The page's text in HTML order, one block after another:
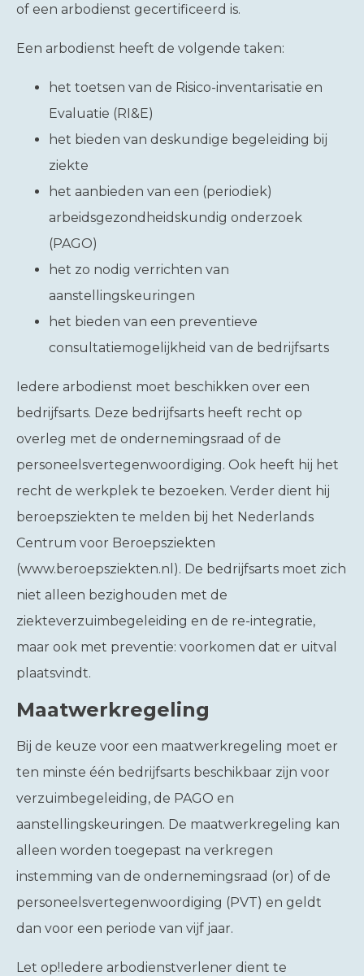
of een arbodienst gecertificeerd is.
Een arbodienst heeft de volgende taken:
het toetsen van de Risico-inventarisatie en
Evaluatie (RI&E)
het bieden van deskundige begeleiding bij
ziekte
het aanbieden van een (periodiek)
arbeidsgezondheidskundig onderzoek
(PAGO)
het zo nodig verrichten van
aanstellingskeuringen
het bieden van een preventieve
consultatiemogelijkheid van de bedrijfsarts
Iedere arbodienst moet beschikken over een
bedrijfsarts. Deze bedrijfsarts heeft recht op
overleg met de ondernemingsraad of de
personeelsvertegenwoordiging. Ook heeft hij het
recht de werkplek te bezoeken. Verder dient hij
beroepsziekten te melden bij het Nederlands
Centrum voor Beroepsziekten
(www.beroepsziekten.nl). De bedrijfsarts moet zich
niet alleen bezighouden met de
ziekteverzuimbegeleiding en de re-integratie,
maar ook met preventie: voorkomen dat er uitval
plaatsvindt.
Maatwerkregeling
Bij de keuze voor een maatwerkregeling moet er
ten minste één bedrijfsarts beschikbaar zijn voor
verzuimbegeleiding, de PAGO en
aanstellingskeuringen. De maatwerkregeling kan
alleen worden toegepast na verkregen
instemming van de ondernemingsraad (or) of de
personeelsvertegenwoordiging (PVT) en geldt
dan voor een periode van vijf jaar.
Let op!Iedere arbodienstverlener dient te